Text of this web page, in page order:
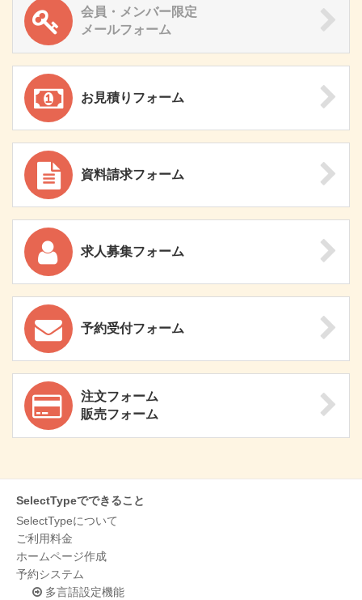
会員・メンバー限定
メールフォーム
お見積りフォーム
資料請求フォーム
求人募集フォーム
予約受付フォーム
注文フォーム
販売フォーム
SelectTypeでできること
SelectTypeについて
ご利用料金
ホームページ作成
予約システム
多言語設定機能